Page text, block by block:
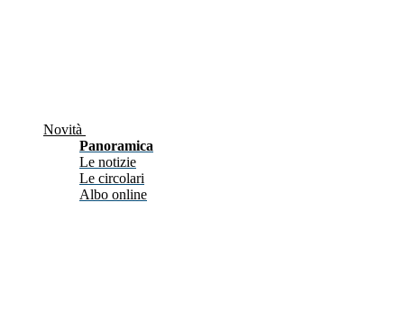
Novità
Panoramica
Le notizie
Le circolari
Albo online